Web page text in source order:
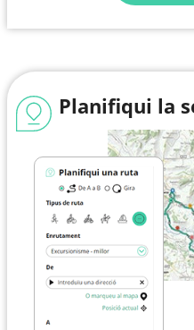
Planifiqui la